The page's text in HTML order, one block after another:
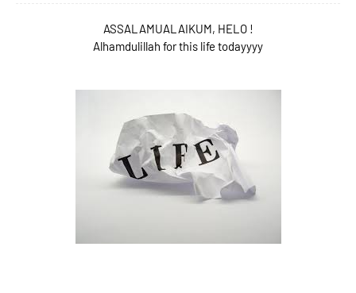
ASSALAMUALAIKUM, HELO !
Alhamdulillah for this life todayyyy